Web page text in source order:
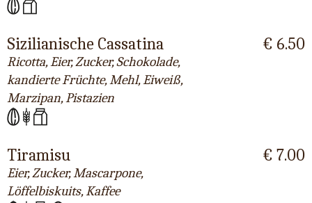
Sizilianische Cassatina
Ricotta, Eier, Zucker, Schokolade,
kandierte Früchte, Mehl, Eiweiß,
Marzipan, Pistazien
€ 6.50
Tiramisu
Eier, Zucker, Mascarpone,
Löffelbiskuits, Kaffee
€ 7.00